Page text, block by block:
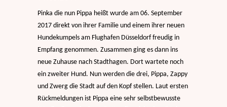
Pinka die nun Pippa heißt wurde am 06. September
2017 direkt von ihrer Familie und einem ihrer neuen
Hundekumpels am Flughafen Düsseldorf freudig in
Empfang genommen. Zusammen ging es dann ins
neue Zuhause nach Stadthagen. Dort wartete noch
ein zweiter Hund. Nun werden die drei, Pippa, Zappy
und Zwerg die Stadt auf den Kopf stellen. Laut ersten
Rückmeldungen ist Pippa eine sehr selbstbewusste